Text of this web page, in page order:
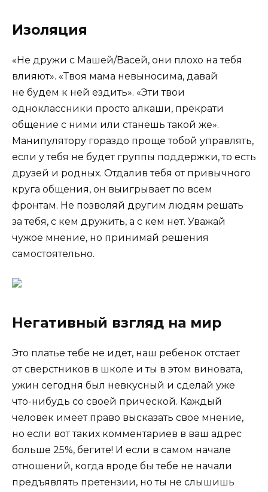
Изоляция
«Не дружи с Машей/Васей, они плохо на тебя
влияют». «Твоя мама невыносима, давай
не будем к ней ездить». «Эти твои
одноклассники просто алкаши, прекрати
общение с ними или станешь такой же».
Манипулятору гораздо проще тобой управлять,
если у тебя не будет группы поддержки, то есть
друзей и родных. Отдалив тебя от привычного
круга общения, он выигрывает по всем
фронтам. Не позволяй другим людям решать
за тебя, с кем дружить, а с кем нет. Уважай
чужое мнение, но принимай решения
самостоятельно.
Негативный взгляд на мир
Это платье тебе не идет, наш ребенок отстает
от сверстников в школе и ты в этом виновата,
ужин сегодня был невкусный и сделай уже
что-нибудь со своей прической. Каждый
человек имеет право высказать свое мнение,
но если вот таких комментариев в ваш адрес
больше 25%, бегите! И если в самом начале
отношений, когда вроде бы тебе не начали
предъявлять претензии, но ты не слышишь